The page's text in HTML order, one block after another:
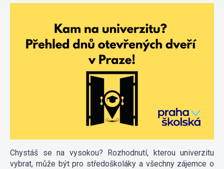
Chystáš se na vysokou? Rozhodnutí, kterou univerzitu
vybrat, může být pro středoškoláky a všechny zájemce o